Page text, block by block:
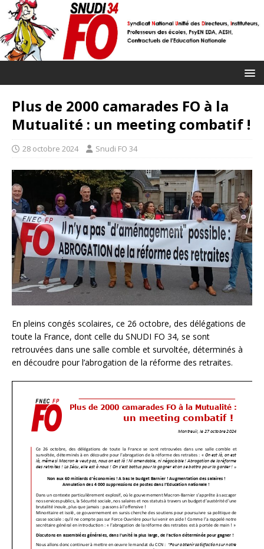
Plus de 2000 camarades FO à la
Mutualité : un meeting combatif !
28 octobre 2024 Snudi FO 34
En pleins congés scolaires, ce 26 octobre, des délégations de
toute la France, dont celle du SNUDI FO 34, se sont
retrouvées dans une salle comble et survoltée, déterminés à
en découdre pour l’abrogation de la réforme des retraites.